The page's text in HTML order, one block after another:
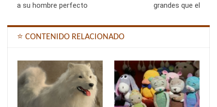
a su hombre perfecto
grandes que el
⭐ CONTENIDO RELACIONADO